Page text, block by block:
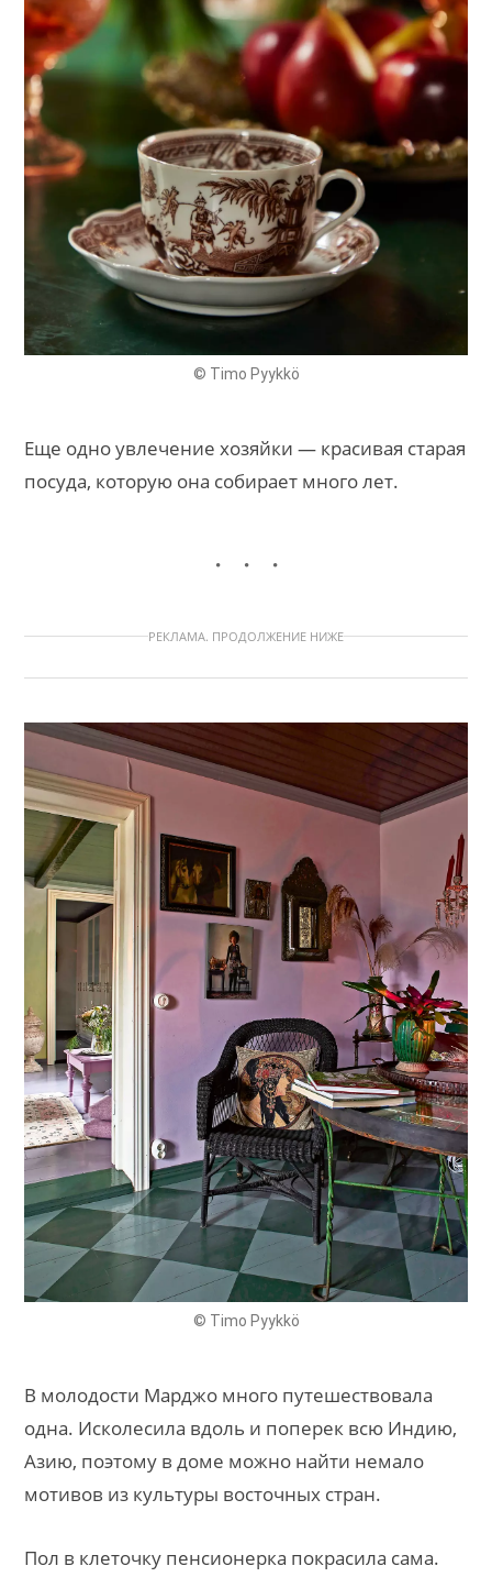
© Timo Pyykkö
Еще одно увлечение хозяйки — красивая старая
посуда, которую она собирает много лет.
РЕКЛАМА. ПРОДОЛЖЕНИЕ НИЖЕ
© Timo Pyykkö
В молодости Марджо много путешествовала
одна. Исколесила вдоль и поперек всю Индию,
Азию, поэтому в доме можно найти немало
мотивов из культуры восточных стран.
Пол в клеточку пенсионерка покрасила сама.